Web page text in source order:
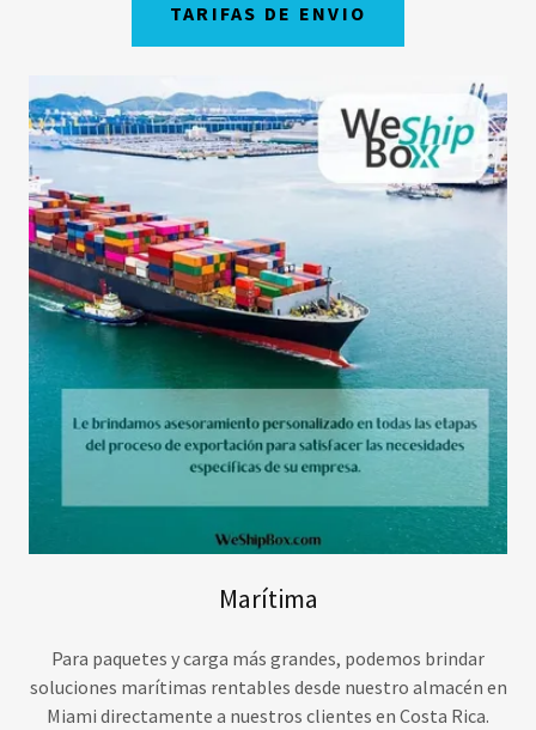
TARIFAS DE ENVIO
Marítima
Para paquetes y carga más grandes, podemos brindar
soluciones marítimas rentables desde nuestro almacén en
Miami directamente a nuestros clientes en Costa Rica.